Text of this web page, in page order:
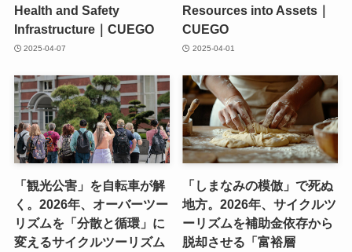
Health and Safety
Infrastructure｜CUEGO
2025-04-07
Resources into Assets｜
CUEGO
2025-04-01
「観光公害」を自転車が解
く。2026年、オーバーツー
リズムを「分散と循環」に
変えるサイクルツーリズム
「しまなみの模倣」で死ぬ
地方。2026年、サイクルツ
ーリズムを補助金依存から
脱却させる「富裕層